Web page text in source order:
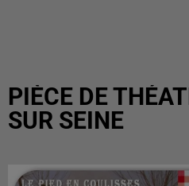
PIÈCE DE
SUR SEINE